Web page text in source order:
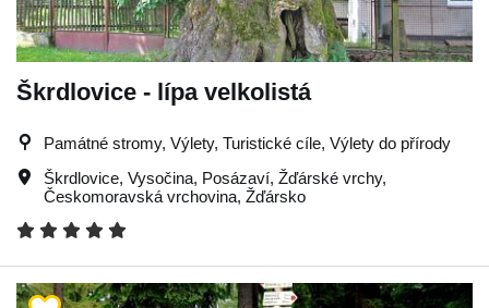
Škrdlovice - lípa velkolistá
Památné stromy, Výlety, Turistické cíle, Výlety do přírody
Škrdlovice, Vysočina, Posázaví, Žďárské vrchy,
Českomoravská vrchovina, Žďársko